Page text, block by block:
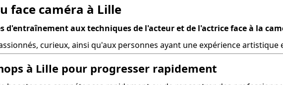
face caméra à Lille
d'entraînement aux techniques de l'acteur et de l'actrice face à la
curieux, ainsi qu'aux personnes ayant une expérience artistique
à Lille pour progresser rapidement